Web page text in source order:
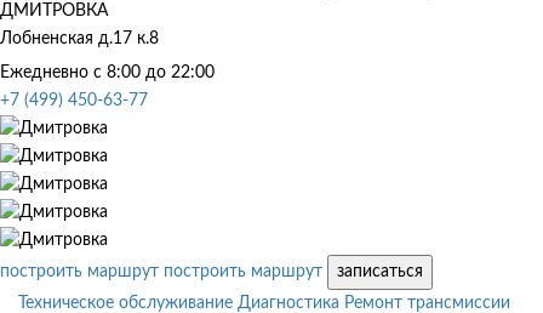
ДМИТРОВКА
Лобненская д.17 к.8
Ежедневно с 8:00 до 22:00
+7 (499) 450-63-77
построить маршрут построить маршрут
записаться
Техническое обслуживание Диагностика Ремонт трансмиссии